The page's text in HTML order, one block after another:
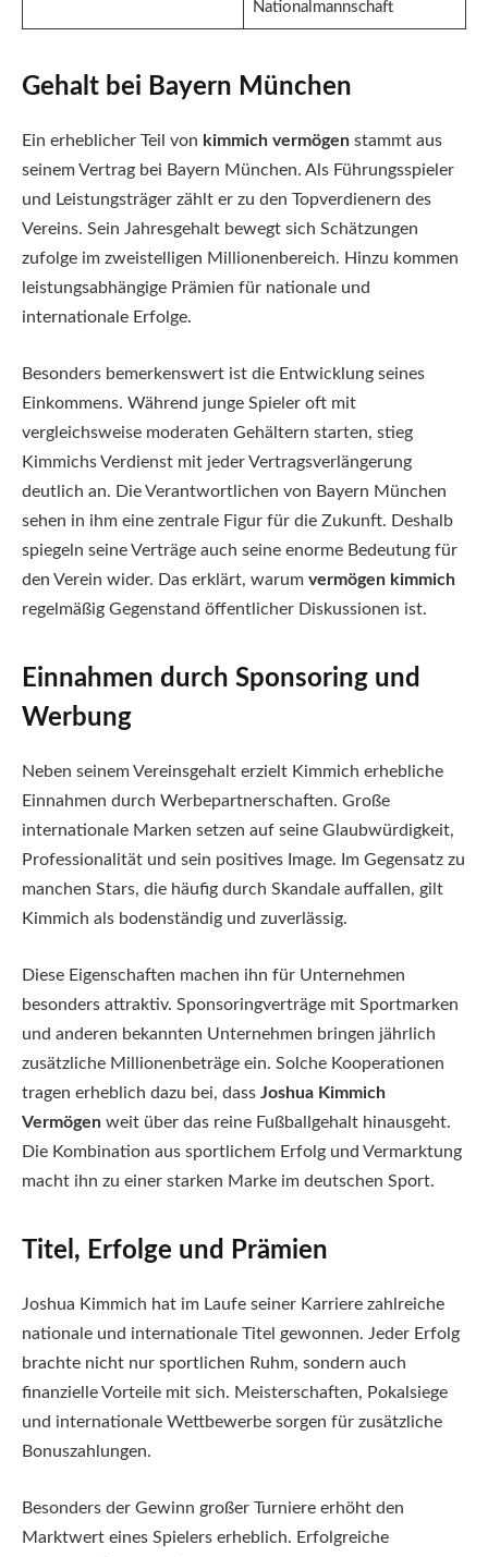
Nationalmannschaft
Gehalt bei Bayern München
Ein erheblicher Teil von kimmich vermögen stammt aus
seinem Vertrag bei Bayern München. Als Führungsspieler
und Leistungsträger zählt er zu den Topverdienern des
Vereins. Sein Jahresgehalt bewegt sich Schätzungen
zufolge im zweistelligen Millionenbereich. Hinzu kommen
leistungsabhängige Prämien für nationale und
internationale Erfolge.
Besonders bemerkenswert ist die Entwicklung seines
Einkommens. Während junge Spieler oft mit
vergleichsweise moderaten Gehältern starten, stieg
Kimmichs Verdienst mit jeder Vertragsverlängerung
deutlich an. Die Verantwortlichen von Bayern München
sehen in ihm eine zentrale Figur für die Zukunft. Deshalb
spiegeln seine Verträge auch seine enorme Bedeutung für
den Verein wider. Das erklärt, warum vermögen kimmich
regelmäßig Gegenstand öffentlicher Diskussionen ist.
Einnahmen durch Sponsoring und
Werbung
Neben seinem Vereinsgehalt erzielt Kimmich erhebliche
Einnahmen durch Werbepartnerschaften. Große
internationale Marken setzen auf seine Glaubwürdigkeit,
Professionalität und sein positives Image. Im Gegensatz zu
manchen Stars, die häufig durch Skandale auffallen, gilt
Kimmich als bodenständig und zuverlässig.
Diese Eigenschaften machen ihn für Unternehmen
besonders attraktiv. Sponsoringverträge mit Sportmarken
und anderen bekannten Unternehmen bringen jährlich
zusätzliche Millionenbeträge ein. Solche Kooperationen
tragen erheblich dazu bei, dass Joshua Kimmich
Vermögen weit über das reine Fußballgehalt hinausgeht.
Die Kombination aus sportlichem Erfolg und Vermarktung
macht ihn zu einer starken Marke im deutschen Sport.
Titel, Erfolge und Prämien
Joshua Kimmich hat im Laufe seiner Karriere zahlreiche
nationale und internationale Titel gewonnen. Jeder Erfolg
brachte nicht nur sportlichen Ruhm, sondern auch
finanzielle Vorteile mit sich. Meisterschaften, Pokalsiege
und internationale Wettbewerbe sorgen für zusätzliche
Bonuszahlungen.
Besonders der Gewinn großer Turniere erhöht den
Marktwert eines Spielers erheblich. Erfolgreiche